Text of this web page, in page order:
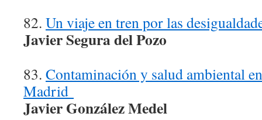
82. Un viaje en tren por las
Javier Segura del Pozo
83. Contaminación y salud ambiental
Madrid
Javier González Medel